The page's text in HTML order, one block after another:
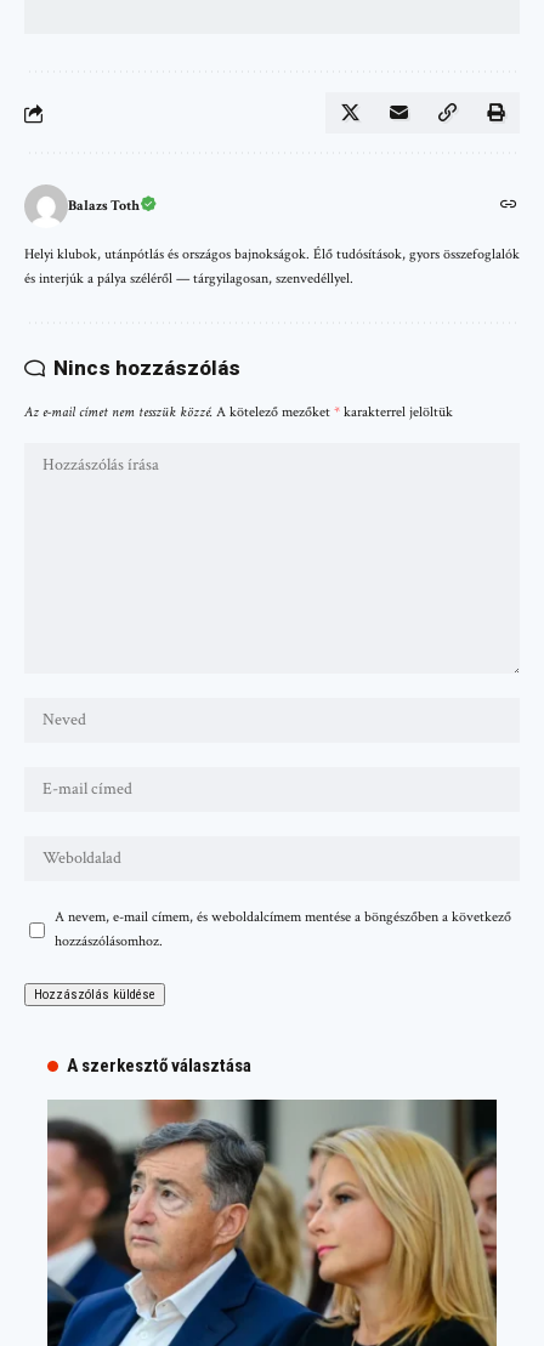
Balazs Toth
Helyi klubok, utánpótlás és országos bajnokságok. Élő tudósítások, gyors összefoglalók
és interjúk a pálya széléről — tárgyilagosan, szenvedéllyel.
Nincs hozzászólás
Az e-mail címet nem tesszük közzé. A kötelező mezőket * karakterrel jelöltük
A nevem, e-mail címem, és weboldalcímem mentése a böngészőben a következő
hozzászólásomhoz.
A szerkesztő választása